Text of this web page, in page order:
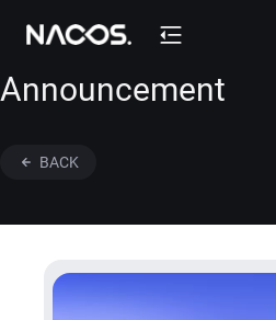
Announcement
BACK